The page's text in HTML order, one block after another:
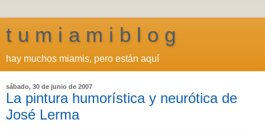
t u m i a m i b l o g
hay muchos miamis, pero están aquí
sábado, 30 de junio de 2007
La pintura humorística y neurótica de
José Lerma